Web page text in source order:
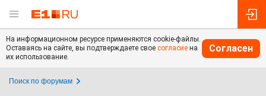
На информационном ресурсе применяются cookie-файлы.
Оставаясь на сайте, вы подтверждаете свое согласие на
их использование.
Согласен
Поиск по форумам